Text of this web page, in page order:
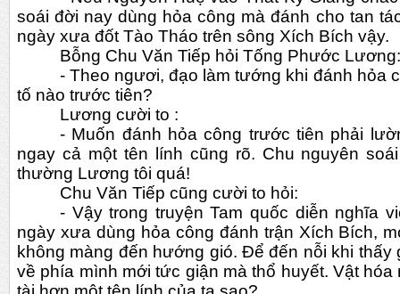
soái đời nay dùng hỏa công mà đánh cho tan
ngày xưa đốt Tào Tháo trên sông Xích Bích vậy.
Bỗng Chu Văn Tiếp hỏi Tống Phước Lương:
- Theo ngươi, đạo làm tướng khi đánh hỏa
tố nào trước tiên?
Lương cười to :
- Muốn đánh hỏa công trước tiên phải
ngay cả một tên lính cũng rõ. Chu nguyên
thường Lương tôi quá!
Chu Văn Tiếp cũng cười to hỏi:
- Vậy trong truyện Tam quốc diễn nghĩa
ngày xưa dùng hỏa công đánh trận Xích Bích,
không màng đến hướng gió. Để đến nỗi khi
về phía mình mới tức giận mà thổ huyết. Vật